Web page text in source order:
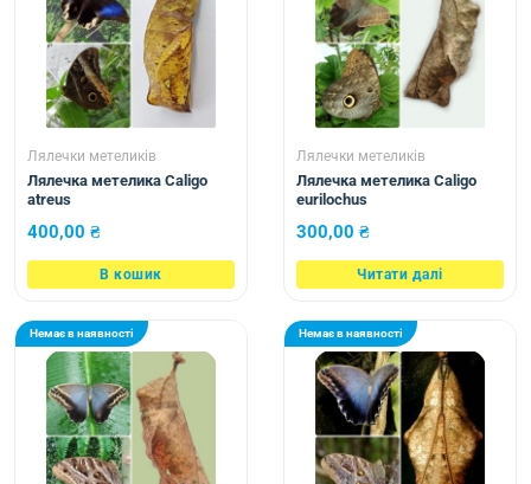
Лялечки метеликів
Лялечка метелика Caligo
atreus
400,00 ₴
В кошик
Лялечки метеликів
Лялечка метелика Caligo
eurilochus
300,00 ₴
Читати далі
Немає в наявності Немає в наявності